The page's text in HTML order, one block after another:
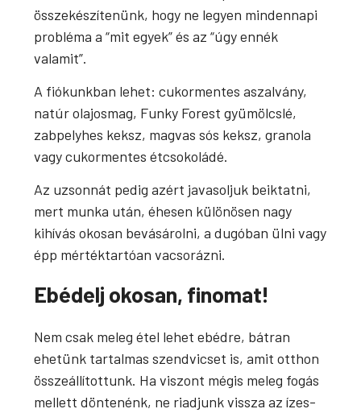
összekészítenünk, hogy ne legyen mindennapi
probléma a “mit egyek” és az “úgy ennék
valamit”.
A fiókunkban lehet: cukormentes aszalvány,
natúr olajosmag, Funky Forest gyümölcslé,
zabpelyhes keksz, magvas sós keksz, granola
vagy cukormentes étcsokoládé.
Az uzsonnát pedig azért javasoljuk beiktatni,
mert munka után, éhesen különösen nagy
kihívás okosan bevásárolni, a dugóban ülni vagy
épp mértéktartóan vacsorázni.
Ebédelj okosan, finomat!
Nem csak meleg étel lehet ebédre, bátran
ehetünk tartalmas szendvicset is, amit otthon
összeállítottunk. Ha viszont mégis meleg fogás
mellett döntenénk, ne riadjunk vissza az ízes-